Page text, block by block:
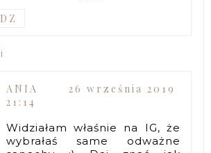
ANIA
26 września 2019
21:14
Widziałam właśnie na IG, że
wybrałaś same odważne